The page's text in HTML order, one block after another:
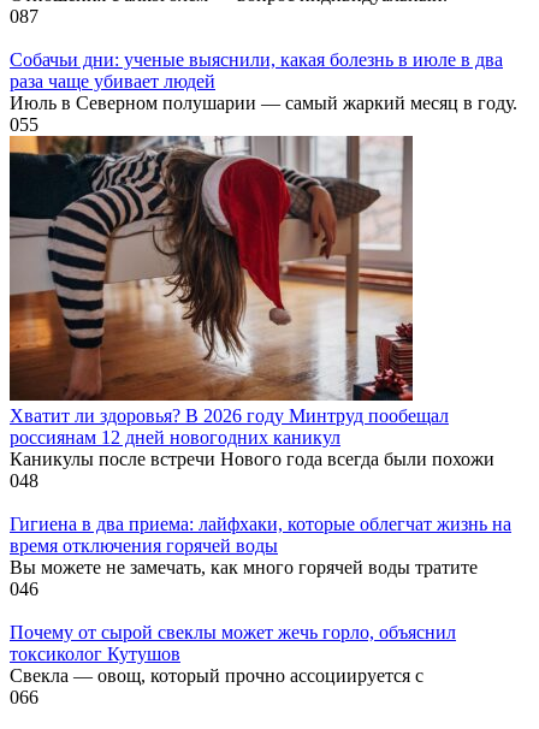
087
Собачьи дни: ученые выяснили, какая болезнь в июле в два
раза чаще убивает людей
Июль в Северном полушарии — самый жаркий месяц в году.
055
Хватит ли здоровья? В 2026 году Минтруд пообещал
россиянам 12 дней новогодних каникул
Каникулы после встречи Нового года всегда были похожи
048
Гигиена в два приема: лайфхаки, которые облегчат жизнь на
время отключения горячей воды
Вы можете не замечать, как много горячей воды тратите
046
Почему от сырой свеклы может жечь горло, объяснил
токсиколог Кутушов
Свекла — овощ, который прочно ассоциируется с
066